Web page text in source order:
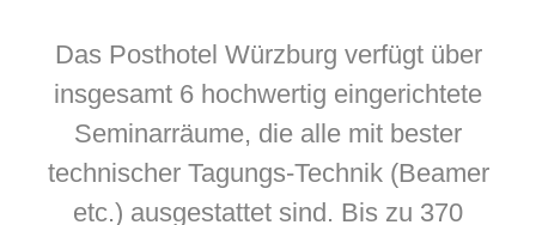
Das Posthotel Würzburg verfügt über
insgesamt 6 hochwertig eingerichtete
Seminarräume, die alle mit bester
technischer Tagungs-Technik (Beamer
etc.) ausgestattet sind. Bis zu 370